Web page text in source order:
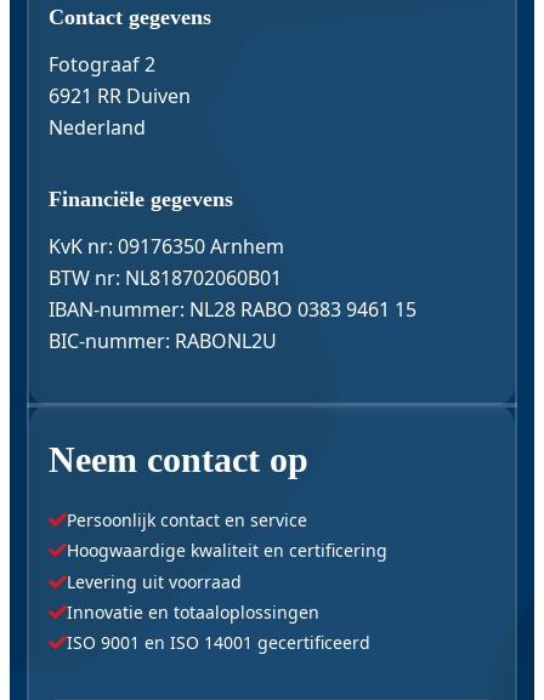
Contact & Gegevens
Contact gegevens
Fotograaf 2
6921 RR Duiven
Nederland
Financiële gegevens
KvK nr: 09176350 Arnhem
BTW nr: NL818702060B01
IBAN-nummer: NL28 RABO 0383 9461 15
BIC-nummer: RABONL2U
Neem contact op
Persoonlijk contact en service
Hoogwaardige kwaliteit en certificering
Levering uit voorraad
Innovatie en totaaloplossingen
ISO 9001 en ISO 14001 gecertificeerd